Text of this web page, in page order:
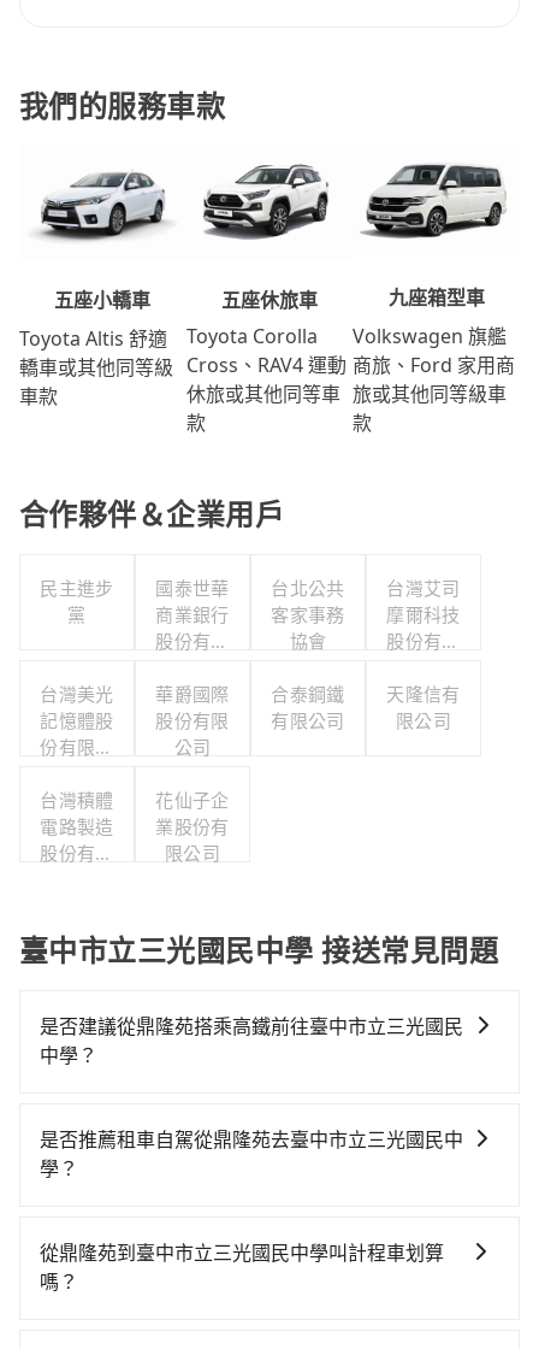
我們的服務車款
五座小轎車
Toyota Altis 舒適
轎車或其他同等級
車款
五座休旅車
Toyota Corolla
Cross、RAV4 運動
休旅或其他同等車
款
九座箱型車
Volkswagen 旗艦
商旅、Ford 家用商
旅或其他同等級車
款
合作夥伴＆企業用戶
民主進步
黨
國泰世華
商業銀行
股份有限
台北公共
客家事務
協會
台灣艾司
摩爾科技
股份有限
台灣美光
記憶體股
份有限公
華爵國際
股份有限
公司
合泰鋼鐵
有限公司
天隆信有
限公司
台灣積體
電路製造
股份有限
花仙子企
業股份有
限公司
臺中市立三光國民中學 接送常見問題
是否建議從鼎隆苑搭乘高鐵前往臺中市立三光國民
中學？
乘坐舒適、較貴、費時！從最早06:26一直到23:00，台
北-台中一天最多有102班次高鐵可搭乘。假設從鼎隆苑
進站、現場購票並於月台排隊的時間約25分鐘，再乘坐
47~66分鐘（平均57分）的高鐵從台北站前往台中高鐵
是否推薦租車自駕從鼎隆苑去臺中市立三光國民中
學？
時不需要閉目養神（因為要自己開車），最重要的是你
當天就要來回，那在台北路邊可隨租隨借的iRent應該是
從鼎隆苑到臺中市立三光國民中學叫計程車划算
嗎？